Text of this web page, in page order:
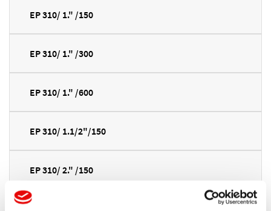
EP 310/ 1." /150
EP 310/ 1." /300
EP 310/ 1." /600
EP 310/ 1.1/2"/150
EP 310/ 2." /150